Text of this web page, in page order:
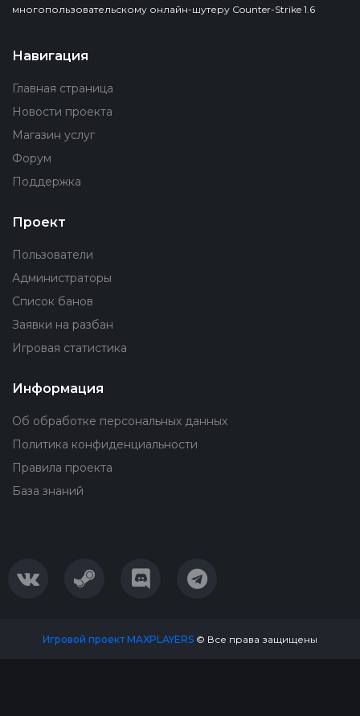
многопользовательскому онлайн-шутеру Counter-Strike 1.6
Навигация
Главная страница
Новости проекта
Магазин услуг
Форум
Поддержка
Проект
Пользователи
Администраторы
Список банов
Заявки на разбан
Игровая статистика
Информация
Об обработке персональных данных
Политика конфиденциальности
Правила проекта
База знаний
Игровой проект MAXPLAYERS © Все права защищены